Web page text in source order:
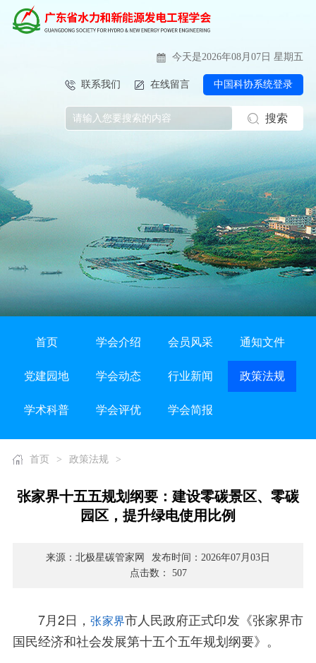
今天是2026年08月07日 星期五
联系我们 在线留言 中国科协系统登录
搜索
首页 学会介绍 会员风采 通知文件
党建园地 学会动态 行业新闻 政策法规
学术科普 学会评优 学会简报
首页 > 政策法规 >
张家界十五五规划纲要：建设零碳景区、零碳
园区，提升绿电使用比例
来源：北极星碳管家网
发布时间：2026年07月03日
点击数： 507
7月2日，张家界市人民政府正式印发《张家界市
国民经济和社会发展第十五个五年规划纲要》。